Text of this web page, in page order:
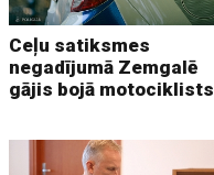
Ceļu satiksmes
negadījumā Zemgalē
gājis bojā motociklists